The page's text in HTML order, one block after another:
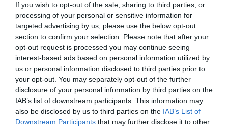
If you wish to opt-out of the sale, sharing to third parties, or
processing of your personal or sensitive information for
targeted advertising by us, please use the below opt-out
section to confirm your selection. Please note that after your
opt-out request is processed you may continue seeing
interest-based ads based on personal information utilized by
us or personal information disclosed to third parties prior to
your opt-out. You may separately opt-out of the further
disclosure of your personal information by third parties on the
IAB’s list of downstream participants. This information may
also be disclosed by us to third parties on the IAB’s List of
Downstream Participants that may further disclose it to other
Από: 17/12/2019 Εως:
20/01/2020
Εγκαίνια έκθεσης: Τρίτη 17 Δεκεμβρίου 2019, στις
6.30μμ
Ώρες λειτουργίας: Δευτέρα, Τετάρτη, Σάββατο 10.00
-19.00. Τρίτη, Πέμπτη, Παρασκευή, 10.00-21.00
Τοποθεσία:
i-D ProjectArt, Κανάρη 12, Κολωνάκι
i-D Projectart